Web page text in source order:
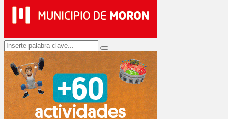
Search
for:
Search